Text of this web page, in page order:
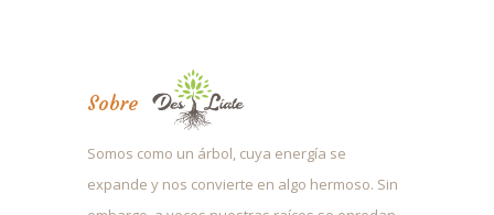
Sobre
Somos como un árbol, cuya energía se
expande y nos convierte en algo hermoso. Sin